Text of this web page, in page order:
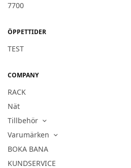
7700
ÖPPETTIDER
TEST
COMPANY
RACK
Nät
Tillbehör
Varumärken
BOKA BANA
KUNDSERVICE